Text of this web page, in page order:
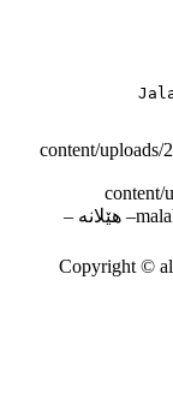
content/uploads/
content/
– هێلانه –
Copyright ©